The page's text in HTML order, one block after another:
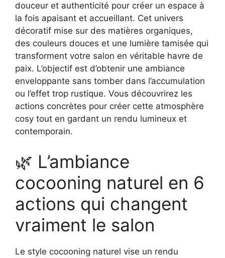
douceur et authenticité pour créer un espace à
la fois apaisant et accueillant. Cet univers
décoratif mise sur des matières organiques,
des couleurs douces et une lumière tamisée qui
transforment votre salon en véritable havre de
paix. L’objectif est d’obtenir une ambiance
enveloppante sans tomber dans l’accumulation
ou l’effet trop rustique. Vous découvrirez les
actions concrètes pour créer cette atmosphère
cosy tout en gardant un rendu lumineux et
contemporain.
🌿 L’ambiance
cocooning naturel en 6
actions qui changent
vraiment le salon
Le style cocooning naturel vise un rendu